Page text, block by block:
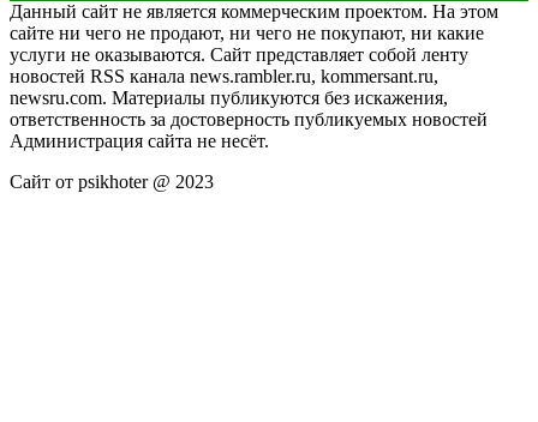
Данный сайт не является коммерческим проектом. На этом
сайте ни чего не продают, ни чего не покупают, ни какие
услуги не оказываются. Сайт представляет собой ленту
новостей RSS канала news.rambler.ru, kommersant.ru,
newsru.com. Материалы публикуются без искажения,
ответственность за достоверность публикуемых новостей
Администрация сайта не несёт.
Сайт от psikhoter @ 2023